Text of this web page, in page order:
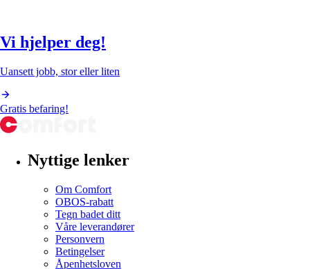
Vi hjelper deg!
Uansett jobb, stor eller liten
Gratis befaring!
Nyttige lenker
Om Comfort
OBOS-rabatt
Tegn badet ditt
Våre leverandører
Personvern
Betingelser
Åpenhetsloven